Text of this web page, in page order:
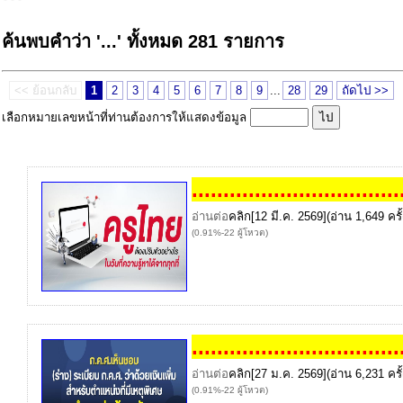
ค้นพบคำว่า '...' ทั้งหมด 281 รายการ
<< ย้อนกลับ 1 2 3 4 5 6 7 8 9 28 29
ถัดไป >>
เลือกหมายเลขหน้าที่ท่านต้องการให้แสดงข้อมูล
.................................
อ่านต่อคลิก[12 มี.ค. 2569](อ่าน 1,649 ค
(0.91%-22 ผู้โหวต)
.................................
อ่านต่อคลิก[27 ม.ค. 2569](อ่าน 6,231 ค
(0.91%-22 ผู้โหวต)